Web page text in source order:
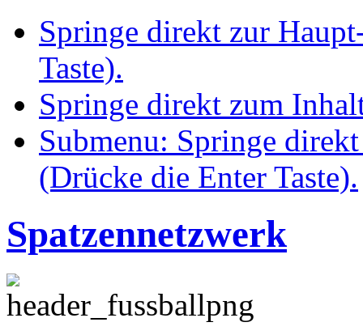
Springe direkt zur
Taste).
Springe direkt zum
Submenu: Springe
(Drücke die Enter Taste).
Spatzennetzwerk